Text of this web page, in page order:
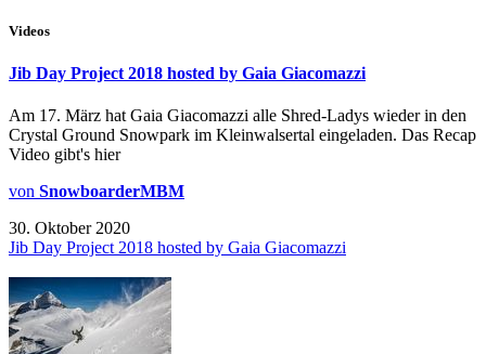
Videos
Jib Day Project 2018 hosted by Gaia Giacomazzi
Am 17. März hat Gaia Giacomazzi alle Shred-Ladys wieder in den
Crystal Ground Snowpark im Kleinwalsertal eingeladen. Das Recap
Video gibt's hier
von SnowboarderMBM
30. Oktober 2020
Jib Day Project 2018 hosted by Gaia Giacomazzi